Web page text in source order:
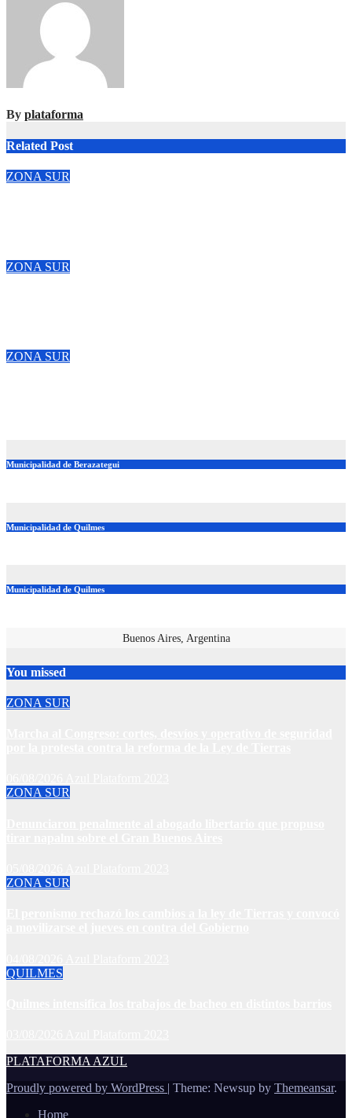
By plataforma
Related Post
ZONA SUR
ZONA SUR
ZONA SUR
Municipalidad de Berazategui
Municipalidad de Quilmes
Municipalidad de Quilmes
Buenos Aires, Argentina
You missed
ZONA SUR
ZONA SUR
ZONA SUR
QUILMES
PLATAFORMA AZUL
Proudly powered by WordPress | Theme: Newsup by Themeansar.
Home